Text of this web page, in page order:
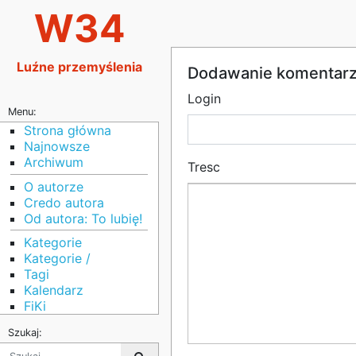
W34
Luźne przemyślenia
Menu:
Strona główna
Najnowsze
Archiwum
O autorze
Credo autora
Od autora: To lubię!
Kategorie
Kategorie /
Tagi
Kalendarz
FiKi
Szukaj:
Dodawanie
Login
Tresc